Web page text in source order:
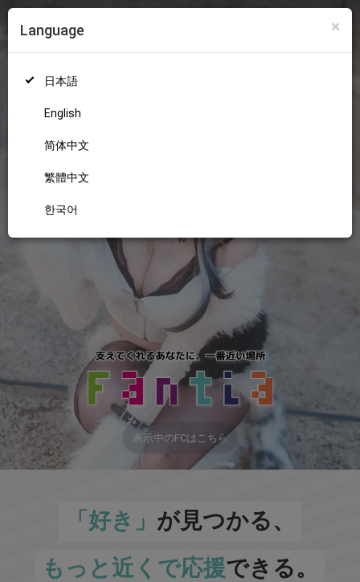
×
Language
日本語
English
简体中文
繁體中文
한국어
18+
表示中のFCはこちら
「好き」 が見つかる、
もっと近くで応援できる。